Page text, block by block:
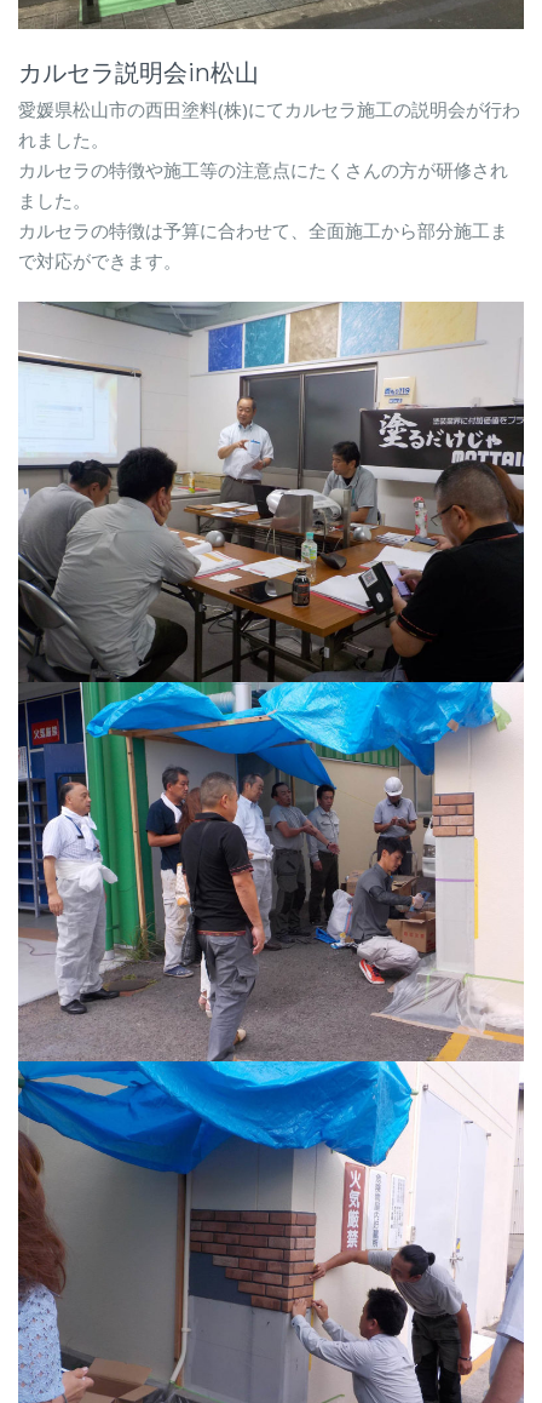
カルセラ説明会in松山
愛媛県松山市の西田塗料(株)にてカルセラ施工の説明会が行わ
れました。
カルセラの特徴や施工等の注意点にたくさんの方が研修され
ました。
カルセラの特徴は予算に合わせて、全面施工から部分施工ま
で対応ができます。